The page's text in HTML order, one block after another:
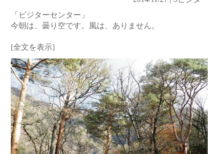
「ビジターセンター」
今朝は、曇り空です。風は、ありません。
[全文を表示]